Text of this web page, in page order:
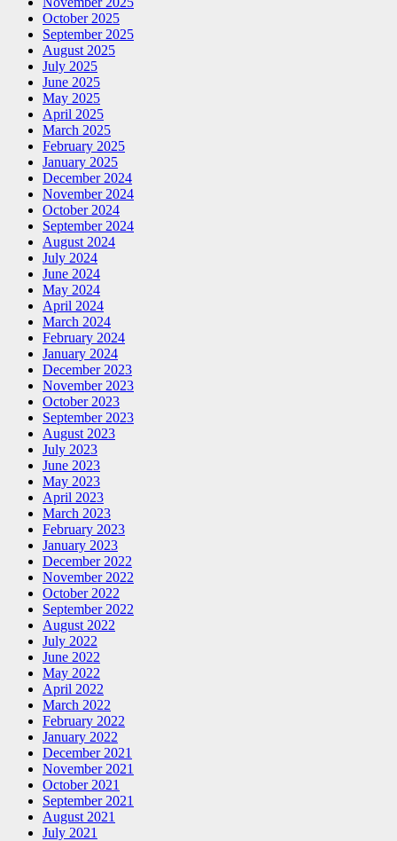
October 2025
September 2025
August 2025
July 2025
June 2025
May 2025
April 2025
March 2025
February 2025
January 2025
December 2024
November 2024
October 2024
September 2024
August 2024
July 2024
June 2024
May 2024
April 2024
March 2024
February 2024
January 2024
December 2023
November 2023
October 2023
September 2023
August 2023
July 2023
June 2023
May 2023
April 2023
March 2023
February 2023
January 2023
December 2022
November 2022
October 2022
September 2022
August 2022
July 2022
June 2022
May 2022
April 2022
March 2022
February 2022
January 2022
December 2021
November 2021
October 2021
September 2021
August 2021
July 2021